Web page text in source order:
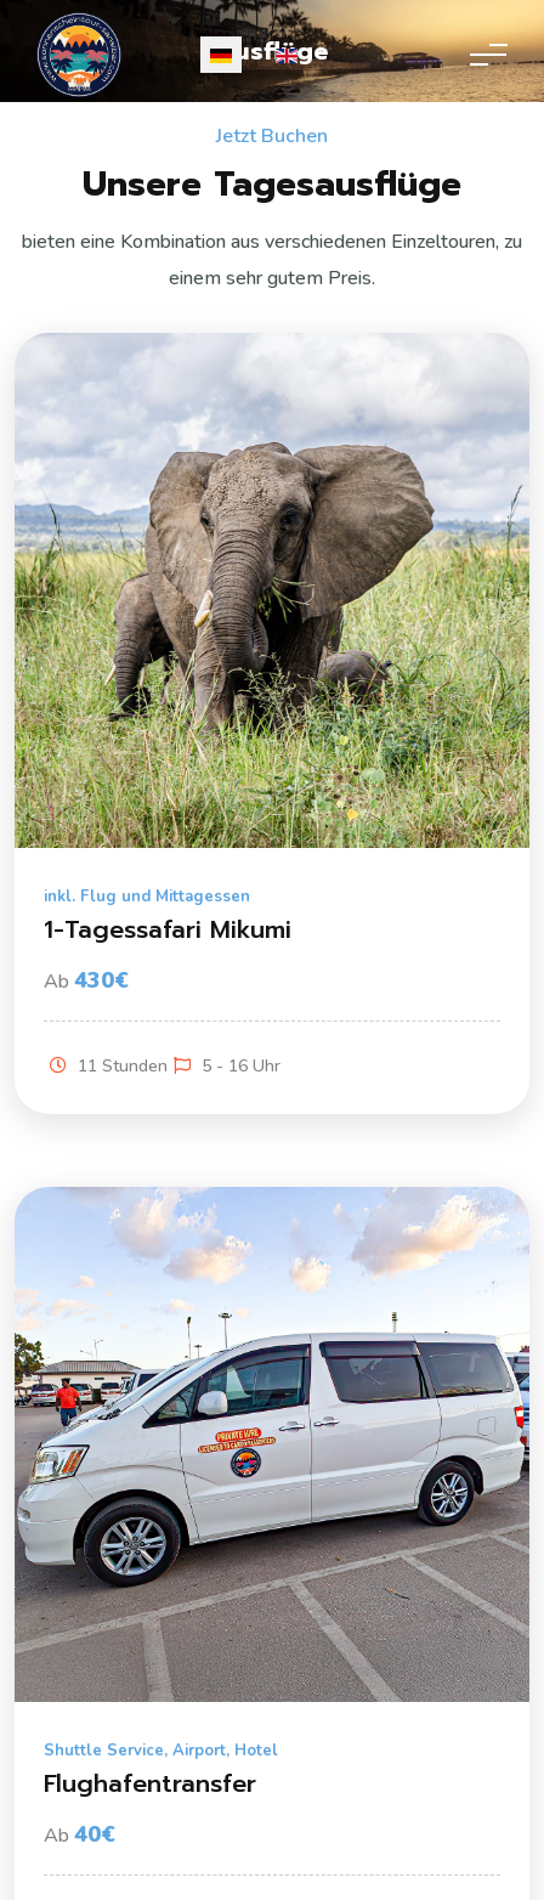
Sprache auswählen
Ausflüge
Jetzt Buchen
Unsere Tagesausflüge
bieten eine Kombination aus verschiedenen Einzeltouren, zu
einem sehr gutem Preis.
inkl. Flug und Mittagessen
1-Tagessafari Mikumi
Ab 430€
11 Stunden 5 - 16 Uhr
Shuttle Service, Airport, Hotel
Flughafentransfer
Ab 40€